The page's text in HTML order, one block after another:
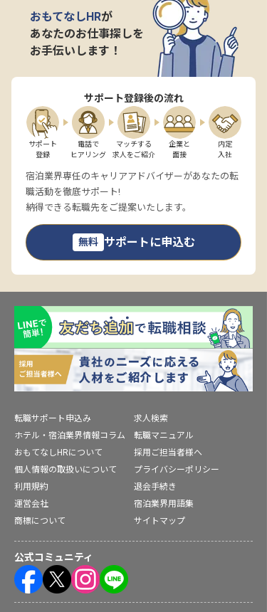
おもてなしHRが
あなたのお仕事探しを
お手伝いします！
サポート登録後の流れ
サポート
登録
電話で
ヒアリング
マッチする
求人をご紹介
企業と
面接
内定
入社
宿泊業界専任のキャリアアドバイザーがあなたの転
職活動を徹底サポート!
納得できる転職先をご提案いたします。
無料 サポートに申込む
転職サポート申込み
求人検索
ホテル・宿泊業界情報コラム
転職マニュアル
おもてなしHRについて
採用ご担当者様へ
個人情報の取扱いについて
プライバシーポリシー
利用規約
退会手続き
運営会社
宿泊業界用語集
商標について
サイトマップ
公式コミュニティ